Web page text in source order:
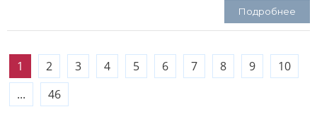
Подробнее
1 2 3 4 5 6 7 8 9
10
...
46